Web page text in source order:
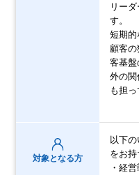
リー
す。
短期的
顧客
客基
外の
も担っ
対象となる方
以下
をお持
・経